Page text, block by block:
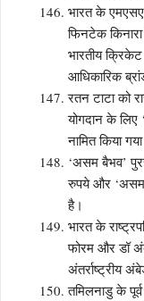
भारत के
फिनटेक
भारतीय
आधिकारिक
रतन टाटा को
योगदान के
नामित किया
‘असम बैभव’
रुपये और ‘असम
है।
भारत के
फोरम और डॉ
अंतर्राष्ट्रीय
तमिलनाडु के